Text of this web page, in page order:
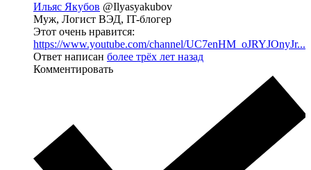
Ильяс Якубов @Ilyasyakubov
Муж, Логист ВЭД, IT-блогер
Этот очень нравится:
https://www.youtube.com/channel/UC7enHM_oJRYJOnyJr...
Ответ написан более трёх лет назад
Комментировать